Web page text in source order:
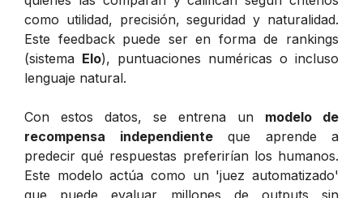
como utilidad, precisión, seguridad y naturalidad.
Este feedback puede ser en forma de rankings
(sistema Elo), puntuaciones numéricas o incluso
lenguaje natural.
Con estos datos, se entrena un modelo de
recompensa independienteque aprende a
predecir qué respuestas preferirían los humanos.
Este modelo actúa como un 'juez automatizado'
que puede evaluar millones de outputs sin